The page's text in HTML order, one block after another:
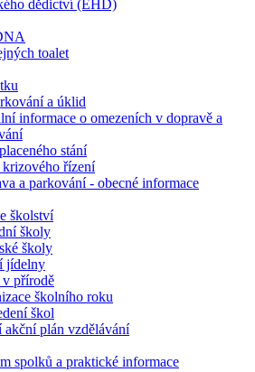
dědictví (EHD)
toalet
a úklid
informace o omezeních v dopravě a
stání
krizového řízení
a parkování - obecné informace
školství
školy
školy
jídelny
přírodě
školního roku
škol
akční plán vzdělávání
spolků a praktické informace